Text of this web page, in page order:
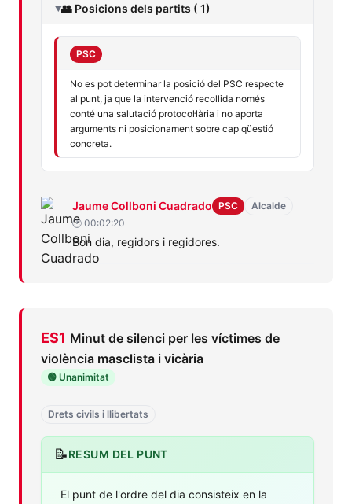
👥 Posicions dels partits ( 1)
PSC
No es pot determinar la posició del PSC respecte
al punt, ja que la intervenció recollida només
conté una salutació protocol·lària i no aporta
arguments ni posicionament sobre cap qüestió
concreta.
Jaume
Collboni
Cuadrado
PSC Jaume Collboni Cuadrado PSC
Alcalde
🕐 00:02:20
Bon dia, regidors i regidores.
ES1 Minut de silenci per les víctimes de
violència masclista i vicària
🟢 Unanimitat
Drets civils i llibertats
📝RESUM DEL PUNT
El punt de l'ordre del dia consisteix en la